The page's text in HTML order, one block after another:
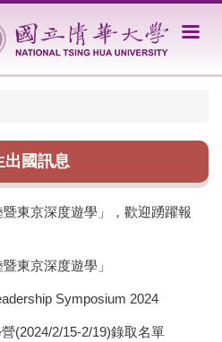
出國訊息
暨東京深度遊學」，歡迎踴躍報
東京深度遊學」
Symposium 2024
(2024/2/15-2/19)錄取名單